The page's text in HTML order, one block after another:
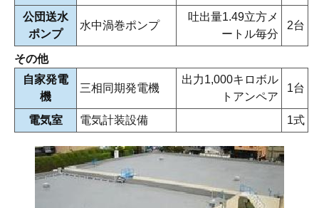
公団送水
ポンプ
水中渦巻ポンプ
吐出量1.49立方メ
ートル毎分
2台
その他
自家発電
機
三相同期発電機
出力1,000キロボル
トアンペア
1台
電気室 電気計装設備 1式